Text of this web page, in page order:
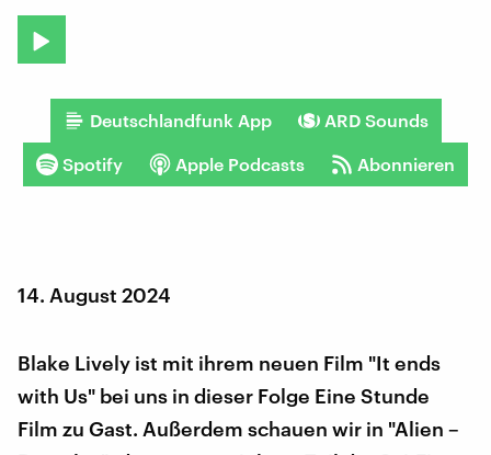
Deutschlandfunk App ARD Sounds
Spotify Apple Podcasts Abonnieren
14. August 2024
Blake Lively ist mit ihrem neuen Film "It ends
with Us" bei uns in dieser Folge Eine Stunde
Film zu Gast. Außerdem schauen wir in "Alien –